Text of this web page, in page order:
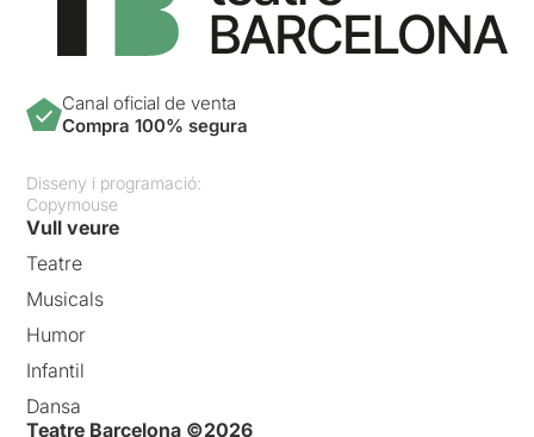
Canal oficial de venta
Compra 100% segura
Disseny i programació:
Copymouse
Vull veure
Teatre
Musicals
Humor
Infantil
Dansa
Teatre Barcelona ©2026